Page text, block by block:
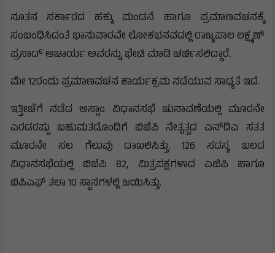
ನೂತನ ಸರ್ಕಾರದ ಹಕ್ಕು ಮಂಡನೆ ಹಾಗೂ ಪ್ರಮಾಣವಚನಕ್ಕೆ
ಸಂಬಂಧಿಸಿದಂತೆ ಭಾನುವಾರವೇ ಲೋಕಭನವದಲ್ಲಿ ರಾಜ್ಯಪಾಲ ಲಕ್ಷ್ಮಣ್
ಪ್ರಸಾದ್‌ ಆಚಾರ್ಯ ಅವರನ್ನು ಭೇಟಿ ಮಾಡಿ ಚರ್ಚಿಸಲಿದ್ದಾರೆ.
ಮೇ 12ರಂದು ಪ್ರಮಾಣವಚನ ಕಾರ್ಯಕ್ರಮ ನಡೆಯುವ ಸಾಧ್ಯತೆ ಇದೆ.
ಇತ್ತೀಚೆಗೆ ನಡೆದ ಅಸ್ಸಾಂ ವಿಧಾನಸಭೆ ಚುನಾವಣೆಯಲ್ಲಿ ಮೂರನೇ
ಎರಡರಷ್ಟು ಬಹುಮತದೊಂದಿಗೆ ಬಿಜೆಪಿ ನೇತೃತ್ವದ ಎನ್‌ಡಿಎ ಸತತ
ಮೂರನೇ ಸಲ ಗೆಲುವು ದಾಖಲಿಸಿತ್ತು. 126 ಸದಸ್ಯ ಬಲದ
ವಿಧಾನಸಭೆಯಲ್ಲಿ ಬಿಜೆಪಿ 82, ಮಿತ್ರಪಕ್ಷಗಳಾದ ಎಜಿಪಿ ಹಾಗೂ
ಬಿಪಿಎಫ್ ತಲಾ 10 ಸ್ಥಾನಗಳಲ್ಲಿ ಜಯಿಸಿತ್ತು.